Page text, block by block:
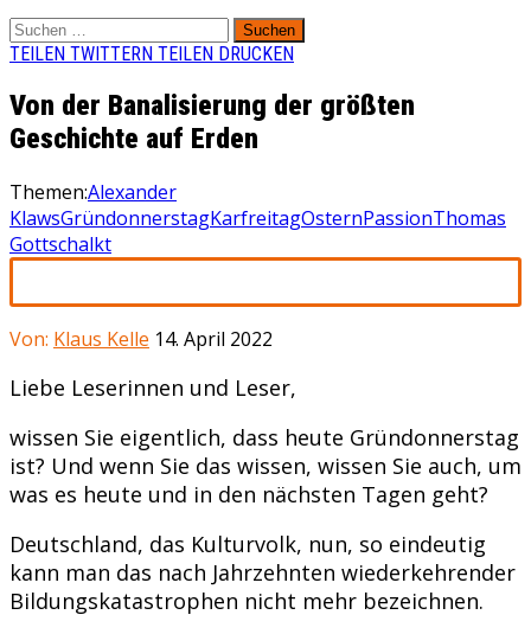
Suchen
nach:
TEILEN TWITTERN TEILEN DRUCKEN
Von der Banalisierung der größten
Geschichte auf Erden
Themen:Alexander
KlawsGründonnerstagKarfreitagOsternPassionThomas
Gottschalkt
Von: Klaus Kelle 14. April 2022
Liebe Leserinnen und Leser,
wissen Sie eigentlich, dass heute Gründonnerstag
ist? Und wenn Sie das wissen, wissen Sie auch, um
was es heute und in den nächsten Tagen geht?
Deutschland, das Kulturvolk, nun, so eindeutig
kann man das nach Jahrzehnten wiederkehrender
Bildungskatastrophen nicht mehr bezeichnen.